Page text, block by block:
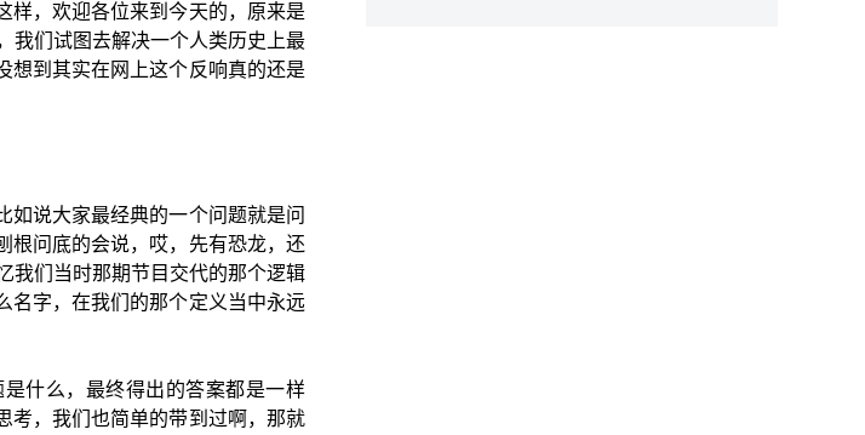
样，欢迎各位来到今天的，原来是
我们试图去解决一个人类历史上最
想到其实在网上这个反响真的还是
如说大家最经典的一个问题就是问
根问底的会说，哎，先有恐龙，还
我们当时那期节目交代的那个逻辑
名字，在我们的那个定义当中永远
什么，最终得出的答案都是一样
考，我们也简单的带到过啊，那就